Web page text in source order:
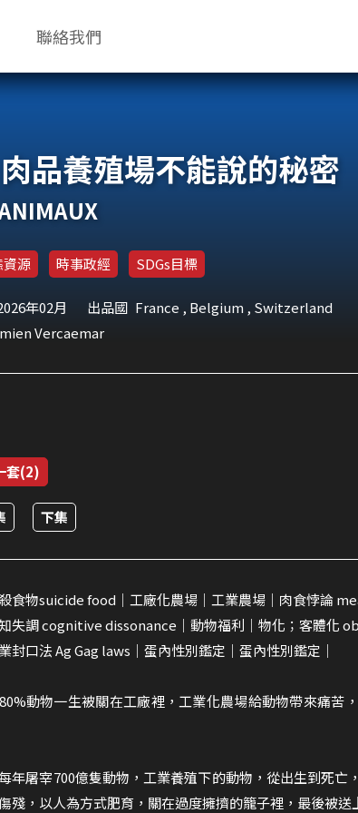
聯絡我們
品養殖場不能說的秘密
資源 時事政經 SDGs目標
年02月 出品國 France , Belgium , Switzerland
Vercaemar
套(2)
下集
殺食物suicide food｜工廠化農場｜工業農場｜肉食悖論
知失調 cognitive dissonance｜動物福利｜物化；客體化
封口法 Ag Gag laws｜蛋內性別鑑定｜蛋內性別鑑定｜
動物一生被關在工廠裡，工業化農場給動物帶來痛苦
年屠宰700億隻動物，工業養殖下的動物，從出生到死亡
殘，以人為方式肥育，關在過度擁擠的籠子裡，最後被送